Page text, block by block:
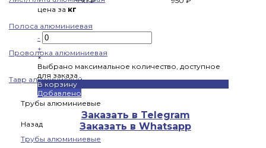
Полоса алюминиевая
Проволока алюминиевая
Тавр алюминиевый
Трубы алюминиевые
Назад
Трубы алюминиевые
цена за кг
-
+
×
Выбрано максимальное количество, доступное
для заказа
В корзину
Добавлено
Заказать в Telegram
Заказать в Whatsapp